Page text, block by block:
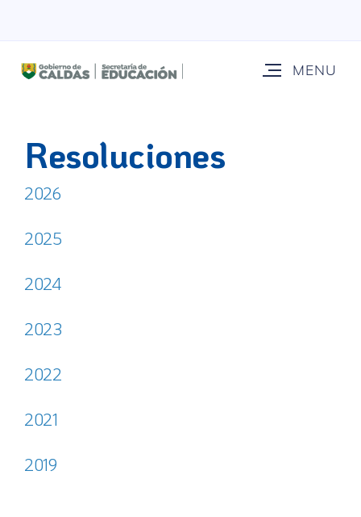
Resoluciones
2026
2025
2024
2023
2022
2021
2019